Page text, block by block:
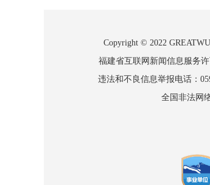
Copyright © 2022
福建省互联网新闻信息服务
违法和不良信息举报电话：
全国非法网